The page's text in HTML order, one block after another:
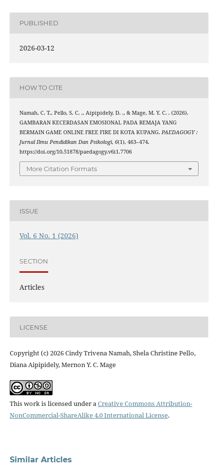
PUBLISHED
2026-03-12
HOW TO CITE
Namah, C. T., Pello, S. C. ., Aipipidely, D. ., & Mage, M. Y. C. . (2026).
GAMBARAN KECERDASAN EMOSIONAL PADA REMAJA YANG
BERMAIN GAME ONLINE FREE FIRE DI KOTA KUPANG. PAEDAGOGY :
Jurnal Ilmu Pendidikan Dan Psikologi, 6(1), 463–474.
https://doi.org/10.51878/paedagogy.v6i1.7706
More Citation Formats
ISSUE
Vol. 6 No. 1 (2026)
SECTION
Articles
LICENSE
Copyright (c) 2026 Cindy Trivena Namah, Shela Christine Pello,
Diana Aipipidely, Mernon Y. C. Mage
This work is licensed under aCreative Commons Attribution-
NonCommercial-ShareAlike 4.0 International License.
Similar Articles